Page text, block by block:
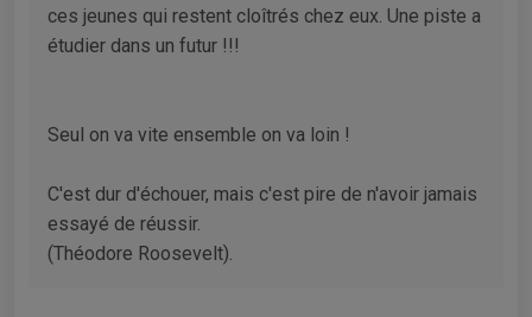
ces jeunes qui restent cloîtrés chez eux. Une piste a
étudier dans un futur !!!
Seul on va vite ensemble on va loin !
C'est dur d'échouer, mais c'est pire de n'avoir jamais
essayé de réussir.
(Théodore Roosevelt).